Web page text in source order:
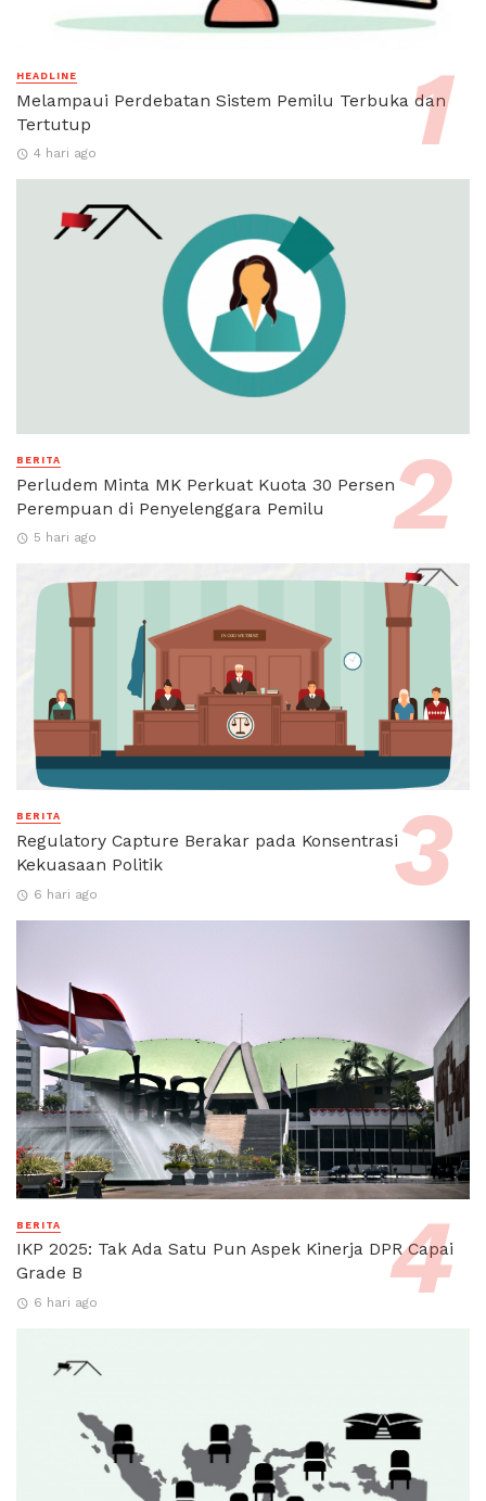
HEADLINE
Melampaui Perdebatan Sistem Pemilu Terbuka dan
Tertutup
4 hari ago
BERITA
Perludem Minta MK Perkuat Kuota 30 Persen
Perempuan di Penyelenggara Pemilu
5 hari ago
BERITA
Regulatory Capture Berakar pada Konsentrasi
Kekuasaan Politik
6 hari ago
BERITA
IKP 2025: Tak Ada Satu Pun Aspek Kinerja DPR Capai
Grade B
6 hari ago